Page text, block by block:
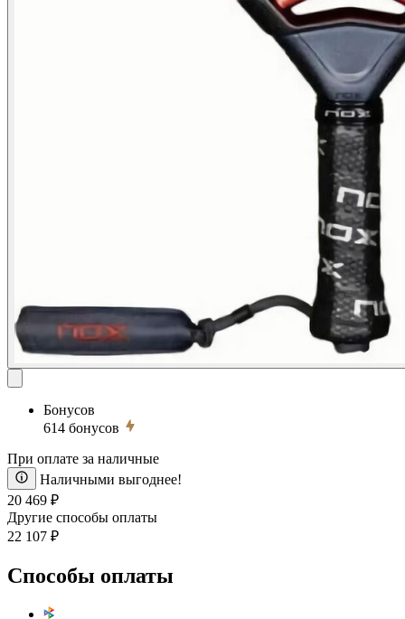
Бонусов
614 бонусов
При оплате за наличные
Наличными выгоднее!
20 469 ₽
Другие способы оплаты
22 107 ₽
Способы оплаты